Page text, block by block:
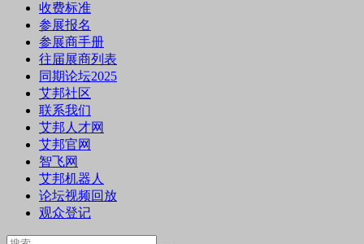
收费标准
参展报名
参展商手册
往届展商列表
同期论坛2025
艾邦社区
联系我们
艾邦人才网
艾邦官网
智飞网
艾邦机器人
论坛视频回放
观众登记